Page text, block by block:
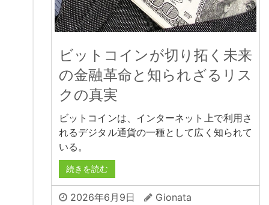
ビットコインが切り拓く未来
の金融革命と知られざるリス
クの真実
ビットコインは、インターネット上で利用さ
れるデジタル通貨の一種として広く知られて
いる。
続きを読む
2026年6月9日
Gionata